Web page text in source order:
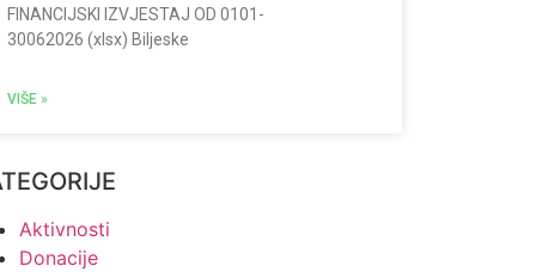
FINANCIJSKI IZVJESTAJ OD 0101-
30062026 (xlsx) Biljeske
VIŠE »
Aktivnosti
Donacije